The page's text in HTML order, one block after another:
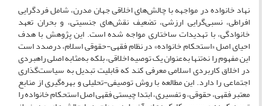
نهاد خانواده در مواجهه با چالش‌های اخلاقی جهان مدرن، شامل فردگرایی
افراطی، نسبی‌گرایی ارزشی، تضعیف نقش‌های جنسیتی، و بحران تعهد
خانوادگی، با تهدیدات ساختاری مواجه شده است. این پژوهش با هدف
احیای اصل «استحکام خانواده» در نظام فقهی-حقوقی اسلام، درصدد است
این مفهوم را نه‌تنها به‌عنوان یک توصیه اخلاقی، بلکه به‌مثابه اصلی راهبردی
در اخلاق کاربردی اسلامی معرفی کند که قابلیت تبدیل به سیاست‌گذاری
اجتماعی را دارد. این مطالعه با روش توصیفی-تحلیلی و بهره‌گیری از منابع
معتبر فقهی، حقوقی، و تفسیری، ابتدا چیستی فقهی اصل استحکام خانواده را